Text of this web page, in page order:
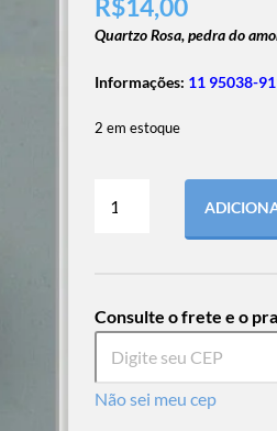
R$14,00
Quartzo Rosa, pedra do
Informações: 11 95038-
2 em estoque
Consulte o frete e o
Não sei meu cep